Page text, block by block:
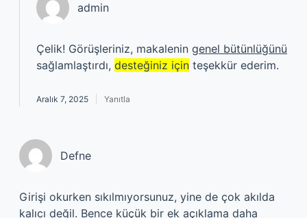
admin
Çelik! Görüşleriniz, makalenin genel bütünlüğünü
sağlamlaştırdı, desteğiniz için teşekkür ederim.
Aralık 7, 2025 Yanıtla
Defne
Girişi okurken sıkılmıyorsunuz, yine de çok akılda
kalıcı değil. Bence küçük bir ek açıklama daha